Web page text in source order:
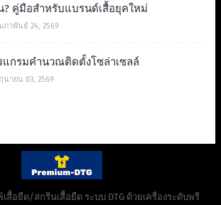
? คู่มือสำหรับแบรนด์เสื้อยุคใหม่
ภาพันธ์ 24, 2569
แกรมคำนวณติดตั้งโซล่าเซลล์
นายน 03, 2569
สื้อยืด/สกรีนเสื้อยืด ระบบ DTG ด้วยเครื่องระดับพรี